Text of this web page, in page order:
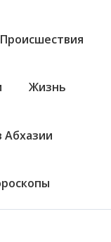
Происшествия
Жизнь
Абхазии